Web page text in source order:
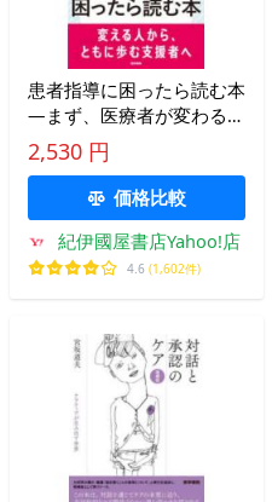
患者指導に困ったら読む本
―まず、医療者が変わる動
機づけ面接
2,530 円
価格比較
紀伊國屋書店Yahoo!店
4.6 (1,602件)